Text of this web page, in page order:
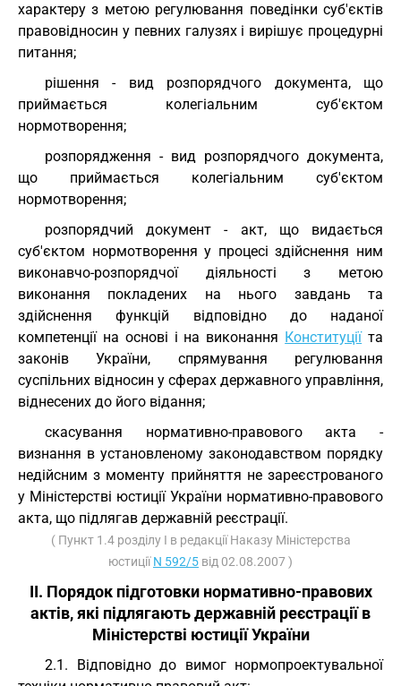
характеру з метою регулювання поведінки суб'єктів
правовідносин у певних галузях і вирішує процедурні
питання;
рішення - вид розпорядчого документа, що
приймається колегіальним суб'єктом
нормотворення;
розпорядження - вид розпорядчого документа,
що приймається колегіальним суб'єктом
нормотворення;
розпорядчий документ - акт, що видається
суб'єктом нормотворення у процесі здійснення ним
виконавчо-розпорядчої діяльності з метою
виконання покладених на нього завдань та
здійснення функцій відповідно до наданої
компетенції на основі і на виконання Конституціїта
законів України, спрямування регулювання
суспільних відносин у сферах державного управління,
віднесених до його відання;
скасування нормативно-правового акта -
визнання в установленому законодавством порядку
недійсним з моменту прийняття не зареєстрованого
у Міністерстві юстиції України нормативно-правового
акта, що підлягав державній реєстрації.
( Пункт 1.4 розділу I в редакції Наказу Міністерства
юстиціїN 592/5 від 02.08.2007 )
II. Порядок підготовки нормативно-правових
актів, які підлягають державній реєстрації в
Міністерстві юстиції України
2.1. Відповідно до вимог нормопроектувальної